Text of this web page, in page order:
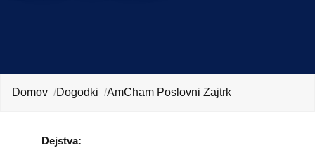
KONTAKT
Domov Dogodki AmCham Poslovni Zajtrk
Dejstva: